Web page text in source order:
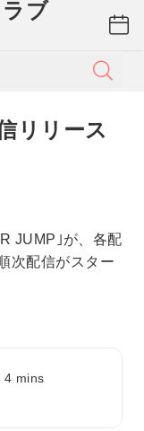
リリース
JUMP｣が、各配
次配信がスター
4 mins